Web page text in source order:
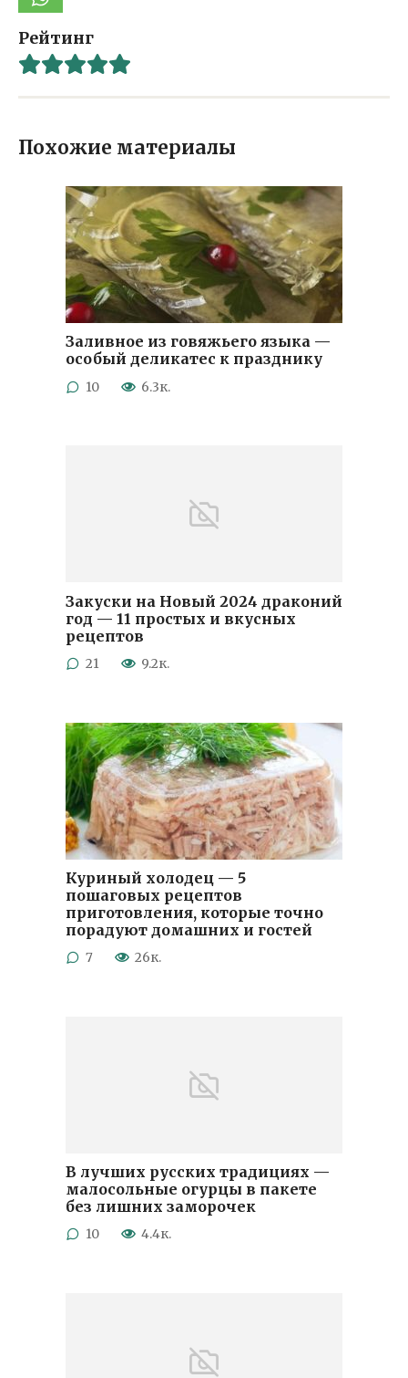
Рейтинг
Похожие материалы
Заливное из говяжьего языка —
особый деликатес к празднику
10 6.3к.
Закуски на Новый 2024 драконий
год — 11 простых и вкусных
рецептов
21 9.2к.
Куриный холодец — 5
пошаговых рецептов
приготовления, которые точно
порадуют домашних и гостей
7 26к.
В лучших русских традициях —
малосольные огурцы в пакете
без лишних заморочек
10 4.4к.